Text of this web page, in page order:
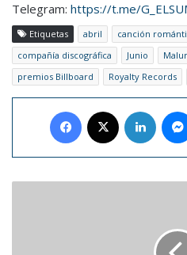
Telegram: https://t.me/
Etiquetas abril canción
compañía discográfica
Junio
premios Billboard
Royalty Records
Facebook